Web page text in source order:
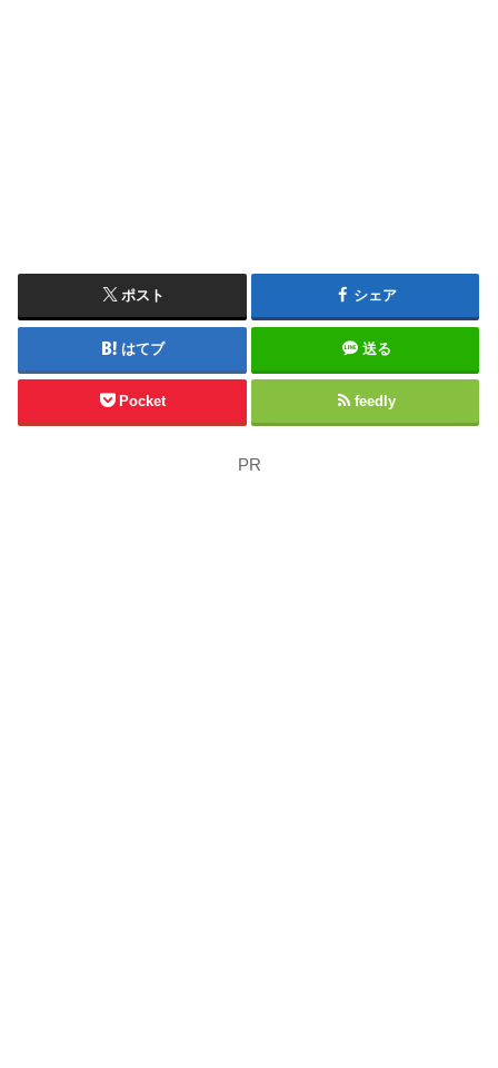
ポスト シェア
はてブ 送る
Pocket feedly
PR